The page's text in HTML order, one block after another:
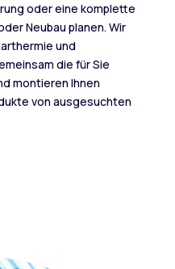
oder eine komplette
Neubau planen. Wir
und
die für Sie
montieren Ihnen
von ausgesuchten